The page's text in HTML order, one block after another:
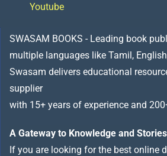
Youtube
SWASAM BOOKS - Leading book
multiple languages like Tamil,
Swasam delivers educational
supplier
with 15+ years of experience and
A Gateway to Knowledge and
If you are looking for the best online